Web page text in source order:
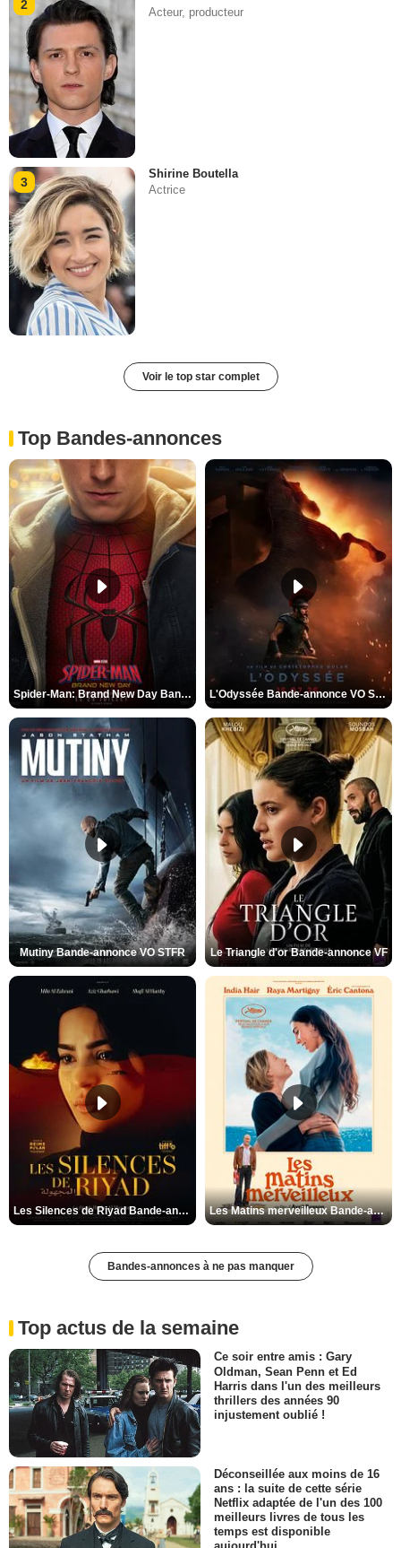
2
Acteur, producteur
3
Shirine Boutella
Actrice
Voir le top star complet
Top Bandes-annonces
Spider-Man: Brand New Day Bande-annonce VO STFR L'Odyssée Bande-annonce VO STFR
Mutiny Bande-annonce VO STFR Le Triangle d'or Bande-annonce VF
Les Silences de Riyad Bande-annonce VO STFR Les Matins merveilleux Bande-annonce VF
Bandes-annonces à ne pas manquer
Top actus de la semaine
Ce soir entre amis : Gary
Oldman, Sean Penn et Ed
Harris dans l'un des meilleurs
thrillers des années 90
injustement oublié !
Déconseillée aux moins de 16
ans : la suite de cette série
Netflix adaptée de l'un des 100
meilleurs livres de tous les
temps est disponible